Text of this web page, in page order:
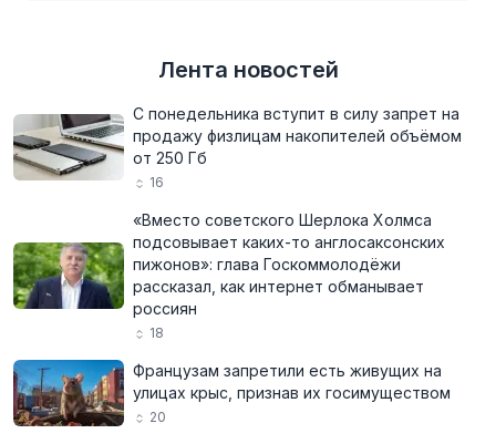
Лента новостей
С понедельника вступит в силу запрет на
продажу физлицам накопителей объёмом
от 250 Гб
16
«Вместо советского Шерлока Холмса
подсовывает каких-то англосаксонских
пижонов»: глава Госкоммолодёжи
рассказал, как интернет обманывает
россиян
18
Французам запретили есть живущих на
улицах крыс, признав их госимуществом
20